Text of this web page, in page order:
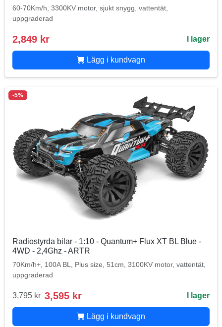
60-70Km/h, 3300KV motor, sjukt snygg, vattentät,
uppgraderad
2,849 kr I lager
Lägg i kundvagn
-5%
Radiostyrda bilar - 1:10 - Quantum+ Flux XT BL Blue -
4WD - 2,4Ghz - ARTR
70Km/h+, 100A BL, Plus size, 51cm, 3100KV motor, vattentät,
uppgraderad
3,795 kr 3,595 kr I lager
Lägg i kundvagn